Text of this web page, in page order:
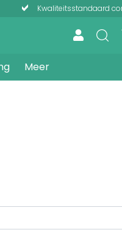
Kwaliteitsstandaard
Meer